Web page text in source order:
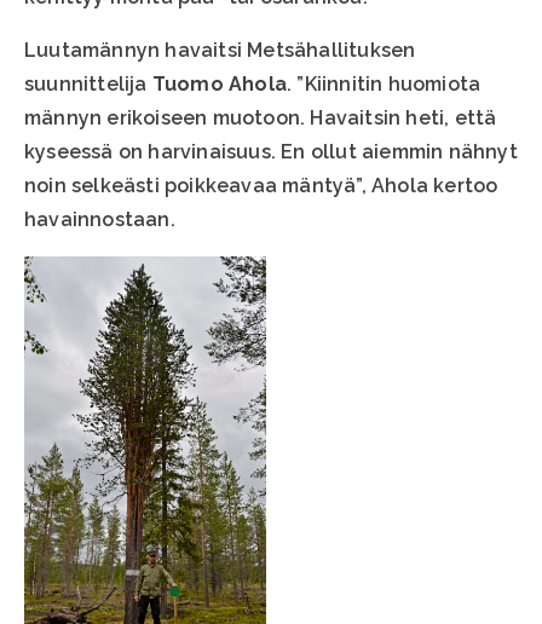
Luutamännyn havaitsi Metsähallituksen
suunnittelija Tuomo Ahola. ”Kiinnitin huomiota
männyn erikoiseen muotoon. Havaitsin heti, että
kyseessä on harvinaisuus. En ollut aiemmin nähnyt
noin selkeästi poikkeavaa mäntyä”, Ahola kertoo
havainnostaan.